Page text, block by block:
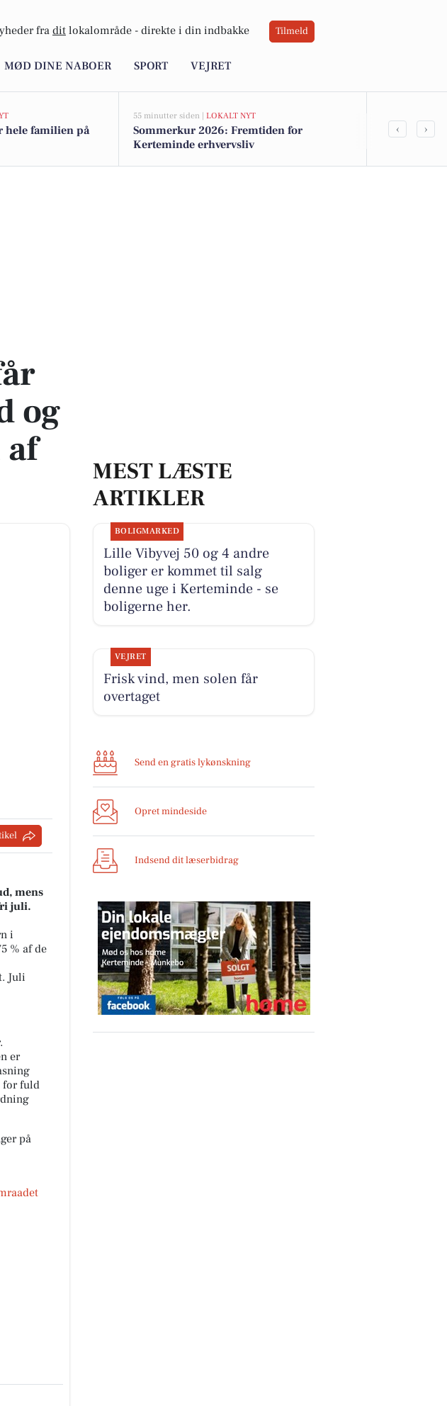
fra dit lokalområde - direkte i din indbakke Tilmeld
MØD DINE NABOER SPORT VEJRET
hele familien på
55 minutter siden | LOKALT NYT
Sommerkur 2026: Fremtiden for
Kerteminde erhvervsliv
Sæsonens
‹ ›
og
mens
juli.
i
% af de
Juli
er
for fuld
på
MEST LÆSTE
ARTIKLER
BOLIGMARKED
Lille Vibyvej 50 og 4 andre
boliger er kommet til salg
denne uge i Kerteminde - se
boligerne her.
VEJRET
Frisk vind, men solen får
overtaget
Send en gratis lykønskning
Opret mindeside
Indsend dit læserbidrag